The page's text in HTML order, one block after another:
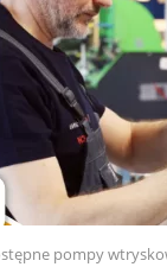
pompy